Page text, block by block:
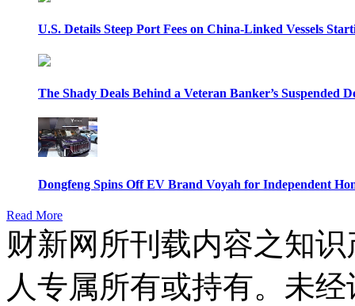
U.S. Details Steep Port Fees on China-Linked Vessels
The Shady Deals Behind a Veteran Banker’s Suspended
Dongfeng Spins Off EV Brand Voyah for Independent
Read More
财新网所刊载内容之知
人专属所有或持有。未